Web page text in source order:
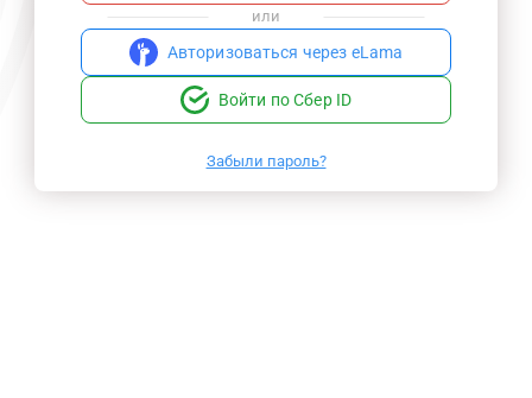
или
Авторизоваться через eLama
Войти по Сбер ID
Забыли пароль?